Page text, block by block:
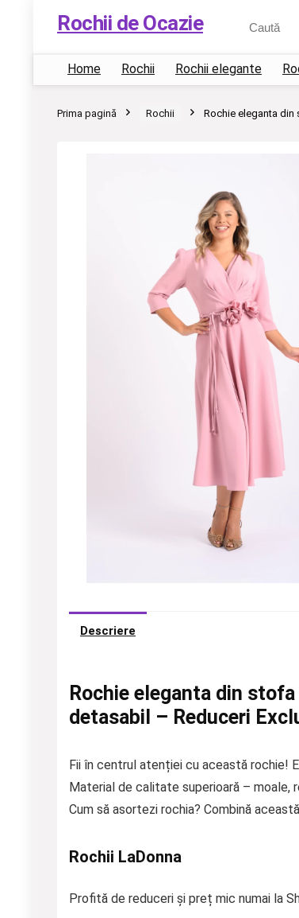
Rochii de Ocazie
Home Rochii Rochii elegante
Prima pagină Rochii Rochie eleganta din
Descriere
Rochie eleganta din
detasabil – Reduceri
Fii în centrul atenției cu această rochie!
Material de calitate superioară – moale,
Cum să asortezi rochia? Combină
Rochii LaDonna
Profită de reduceri și preț mic numai la